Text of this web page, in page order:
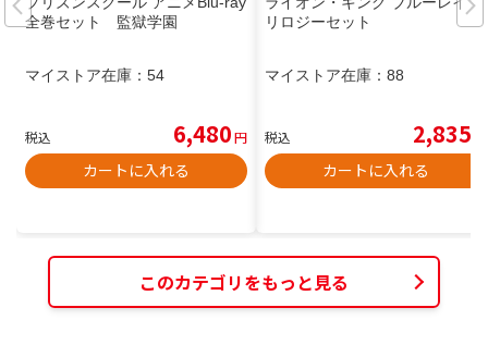
全巻セット 監獄学園
マイストア在庫： 54
税込 6,480円
カートに入れる
リロジーセット
マイストア在庫： 88
税込 2,835
カートに入れる
このカテゴリをもっと見る